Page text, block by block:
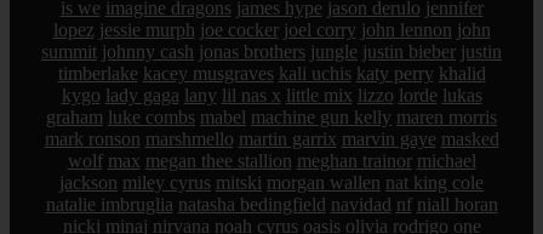
is we imagine dragons james hype jason derulo jennifer
lopez jessie murph joe cocker joel corry john lennon john
summit johnny cash jonas brothers jungle justin bieber justin
timberlake kacey musgraves kali uchis katy perry khalid
kygo lady gaga lany lil nas x little mix lizzo lorde lukas
graham luke combs mabel machine gun kelly maren morris
mark ronson marshmello martin garrix marvin gaye masked
wolf max megan thee stallion meghan trainor michael
jackson miley cyrus mitski morgan wallen nat king cole
natalie imbruglia natasha bedingfield navidad nf niall horan
nicki minaj nirvana noah cyrus oasis olivia rodrigo one